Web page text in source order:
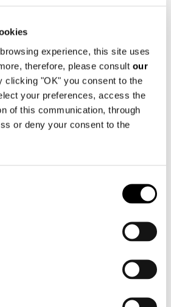
experience, this site uses
therefore, please consult our
"OK" you consent to the
your preferences, access the
of this communication, through
or deny your consent to the
que resultan
en constante
y abiertos a la
de oro a la
y
un diálogo armonioso.
diseño se convierten
emerge así